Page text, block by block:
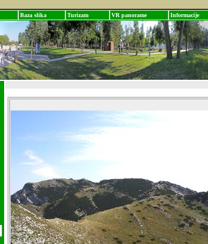
Baza slika Turizam VR panorame Informacije